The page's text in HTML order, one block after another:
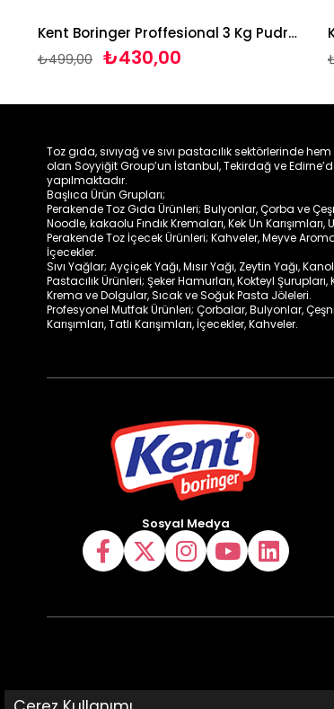
Kent Boringer Proffesional 3 Kg Pudra Şekeri
₺430,00
₺499,00
Toz gıda, sıvıyağ ve sıvı pastacılık sektörlerinde
olan Soyyiğit Group’un İstanbul, Tekirdağ ve
yapılmaktadır.
Başlıca Ürün Grupları;
Perakende Toz Gıda Ürünleri; Bulyonlar, Çorba ve
Noodle, kakaolu Fındık Kremaları, Kek Un
Perakende Toz İçecek Ürünleri; Kahveler, Meyve
İçecekler.
Sıvı Yağlar; Ayçiçek Yağı, Mısır Yağı, Zeytin Yağı,
Pastacılık Ürünleri; Şeker Hamurları, Kokteyl
Krema ve Dolgular, Sıcak ve Soğuk Pasta Jöleleri.
Profesyonel Mutfak Ürünleri; Çorbalar, Bulyonlar,
Karışımları, Tatlı Karışımları, İçecekler, Kahveler.
Sosyal Medya